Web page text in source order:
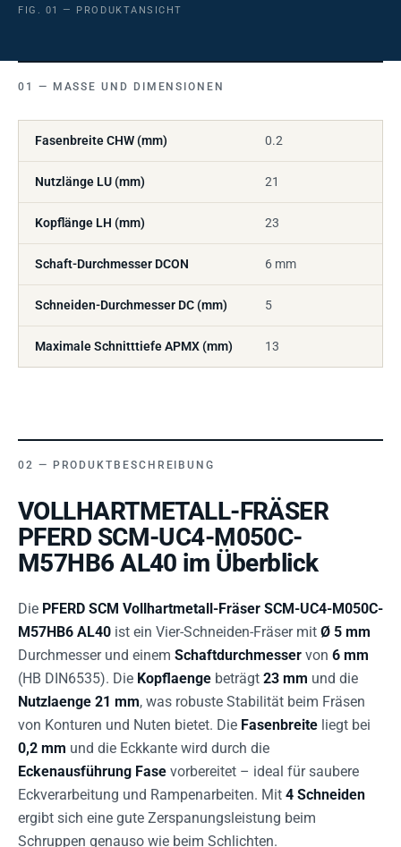
FIG. 01 — PRODUKTANSICHT
MASSE UND DIMENSIONEN
Fasenbreite CHW (mm) 0.2
Nutzlänge LU (mm) 21
Kopflänge LH (mm) 23
Schaft-Durchmesser DCON 6 mm
Schneiden-Durchmesser DC (mm) 5
Maximale Schnitttiefe APMX (mm) 13
PRODUKTBESCHREIBUNG
VOLLHARTMETALL-FRÄSER
PFERD SCM-UC4-M050C-
M57HB6 AL40 im Überblick
Die PFERD SCM Vollhartmetall-Fräser SCM-UC4-M050C-
M57HB6 AL40 ist ein Vier-Schneiden-Fräser mit Ø 5 mm
Durchmesser und einem Schaftdurchmesser von 6 mm
(HB DIN6535). Die Kopflaenge beträgt 23 mm und die
Nutzlaenge 21 mm, was robuste Stabilität beim Fräsen
von Konturen und Nuten bietet. Die Fasenbreite liegt bei
0,2 mm und die Eckkante wird durch die
Eckenausführung Fase vorbereitet – ideal für saubere
Eckverarbeitung und Rampenarbeiten. Mit 4 Schneiden
ergibt sich eine gute Zerspanungsleistung beim
Schruppen genauso wie beim Schlichten.